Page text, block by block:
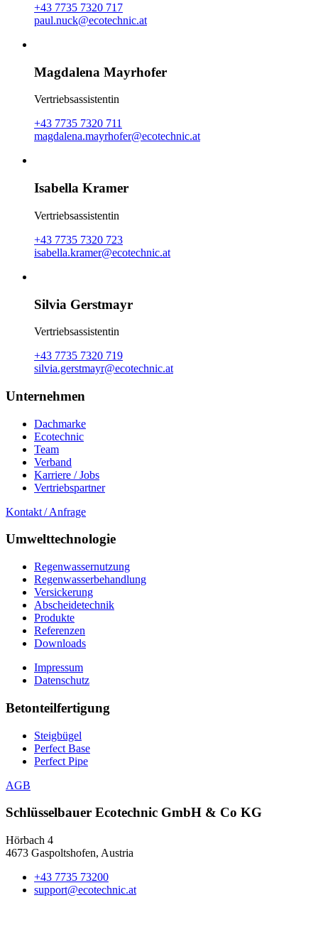
+43 7735 7320 717
paul.nuck@ecotechnic.at
Magdalena Mayrhofer
Vertriebsassistentin
+43 7735 7320 711
magdalena.mayrhofer@ecotechnic.at
Isabella Kramer
Vertriebsassistentin
+43 7735 7320 723
isabella.kramer@ecotechnic.at
Silvia Gerstmayr
Vertriebsassistentin
+43 7735 7320 719
silvia.gerstmayr@ecotechnic.at
Unternehmen
Dachmarke
Ecotechnic
Team
Verband
Karriere / Jobs
Vertriebspartner
Kontakt / Anfrage
Umwelttechnologie
Regenwassernutzung
Regenwasserbehandlung
Versickerung
Abscheidetechnik
Produkte
Referenzen
Downloads
Impressum
Datenschutz
Betonteilfertigung
Steigbügel
Perfect Base
Perfect Pipe
AGB
Schlüsselbauer Ecotechnic GmbH & Co KG
Hörbach 4
4673 Gaspoltshofen, Austria
+43 7735 73200
support@ecotechnic.at